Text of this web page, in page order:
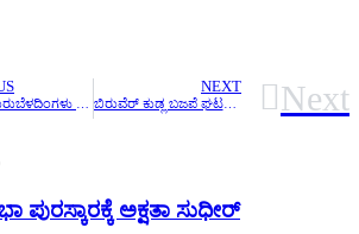
NEXT
ಬಿರುವೆರ್ ಕುಡ್ಲ ಬಜಪೆ ಘಟಕ ಪೆರ್ಮುದೆ ವಲಯ ಘಟಕದ 76ನೇ ಸೇವಾ ಯೋಜನೆ Next
ಅಕ್ಷತಾ ಸುಧೀರ್